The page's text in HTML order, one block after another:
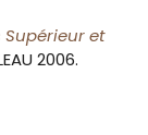
et
2006.